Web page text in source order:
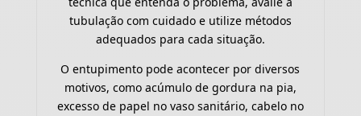
tubulação com cuidado e utilize métodos
adequados para cada situação.
O entupimento pode acontecer por diversos
motivos, como acúmulo de gordura na pia,
excesso de papel no vaso sanitário, cabelo no